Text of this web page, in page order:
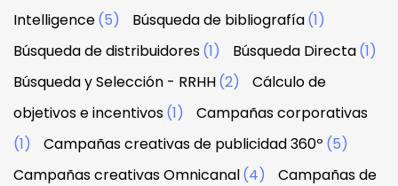
Intelligence(5) Búsqueda de bibliografía(1)
Búsqueda de distribuidores(1) Búsqueda Directa(1)
Búsqueda y Selección - RRHH(2)
Cálculo de
objetivos e incentivos(1)
Campañas corporativas
(1)
Campañas creativas de publicidad 360º (5)
Campañas creativas Omnicanal(4)
Campañas de